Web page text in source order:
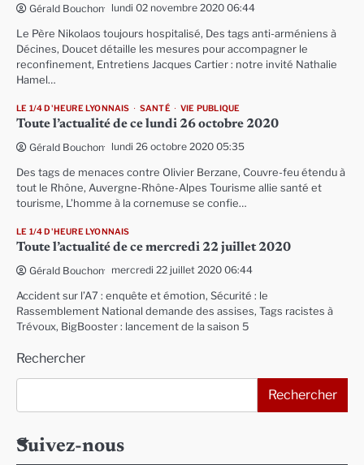
Gérald Bouchon lundi 02 novembre 2020 06:44
Le Père Nikolaos toujours hospitalisé, Des tags anti-arméniens à
Décines, Doucet détaille les mesures pour accompagner le
reconfinement, Entretiens Jacques Cartier : notre invité Nathalie
Hamel…
LE 1/4 D'HEURE LYONNAIS SANTÉ VIE PUBLIQUE
Toute l’actualité de ce lundi 26 octobre 2020
Gérald Bouchon lundi 26 octobre 2020 05:35
Des tags de menaces contre Olivier Berzane, Couvre-feu étendu à
tout le Rhône, Auvergne-Rhône-Alpes Tourisme allie santé et
tourisme, L’homme à la cornemuse se confie…
LE 1/4 D'HEURE LYONNAIS
Toute l’actualité de ce mercredi 22 juillet 2020
Gérald Bouchon mercredi 22 juillet 2020 06:44
Accident sur l’A7 : enquête et émotion, Sécurité : le
Rassemblement National demande des assises, Tags racistes à
Trévoux, BigBooster : lancement de la saison 5
Rechercher
Rechercher
Suivez-nous